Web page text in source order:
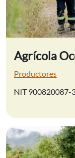
Agrícola
Productores
NIT 900820087-